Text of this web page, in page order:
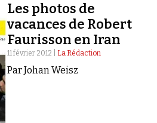
Les photos de
vacances de Robert
Faurisson en Iran
11 février 2012 | La Rédaction
Par Johan Weisz